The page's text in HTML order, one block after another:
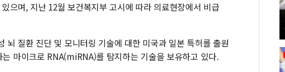
으며, 지난 12월 보건복지부 고시에 따라 의료현장에서 비급
뇌 질환 진단 및 모니터링 기술에 대한 미국과 일본 특허를 출원
마이크로 RNA(miRNA)를 탐지하는 기술을 보유하고 있다.